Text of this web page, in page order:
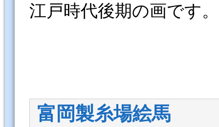
江戸時代後期の画です。
富岡製糸場絵馬